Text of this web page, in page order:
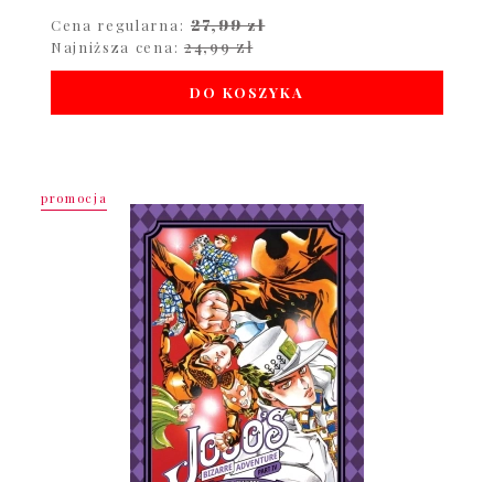
Cena regularna: 27,99 zł
Najniższa cena: 24,99 zł
DO KOSZYKA
promocja